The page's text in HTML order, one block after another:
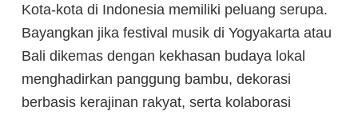
Kota-kota di Indonesia memiliki peluang serupa.
Bayangkan jika festival musik di Yogyakarta atau
Bali dikemas dengan kekhasan budaya lokal
menghadirkan panggung bambu, dekorasi
berbasis kerajinan rakyat, serta kolaborasi